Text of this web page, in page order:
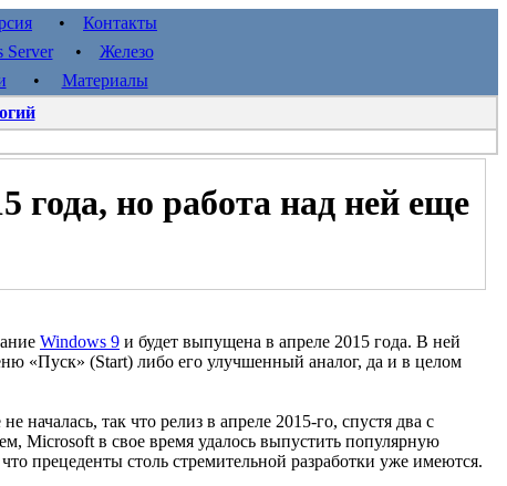
• Контакты
Server• Железо
• Материалы
года, но работа над ней еще
Windows 9 и будет выпущена в апреле 2015 года. В ней
«Пуск» (Start) либо его улучшенный аналог, да и в целом
началась, так что релиз в апреле 2015-го, спустя два с
Microsoft в свое время удалось выпустить популярную
прецеденты столь стремительной разработки уже имеются.